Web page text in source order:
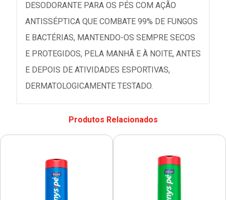
DESODORANTE PARA OS PÉS COM AÇÃO
ANTISSÉPTICA QUE COMBATE 99% DE FUNGOS
E BACTÉRIAS, MANTENDO-OS SEMPRE SECOS
E PROTEGIDOS, PELA MANHÃ E À NOITE, ANTES
E DEPOIS DE ATIVIDADES ESPORTIVAS,
DERMATOLOGICAMENTE TESTADO.
Produtos Relacionados